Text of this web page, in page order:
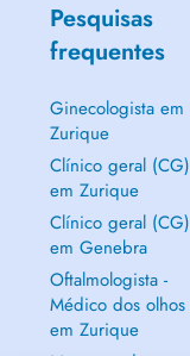
Pesquisas
frequentes
Ginecologista em
Zurique
Clínico geral (CG)
em Zurique
Clínico geral (CG)
em Genebra
Oftalmologista -
Médico dos olhos
em Zurique